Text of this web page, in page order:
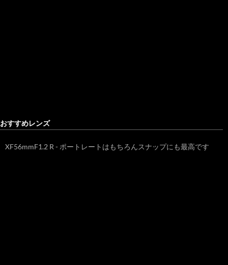
おすすめレンズ
XF56mmF1.2 R - ポートレートはもちろんスナップにも最高です